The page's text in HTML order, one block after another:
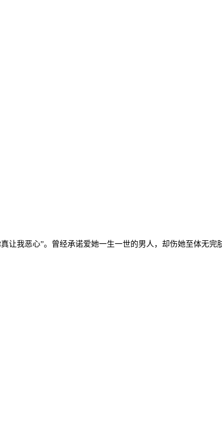
让我恶心”。曾经承诺爱她一生一世的男人，却伤她至体无完